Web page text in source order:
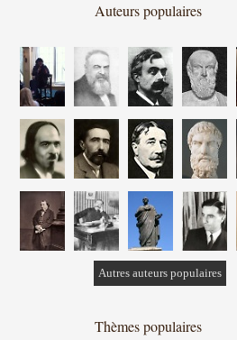
Auteurs populaires
Autres auteurs populaires
Thèmes populaires